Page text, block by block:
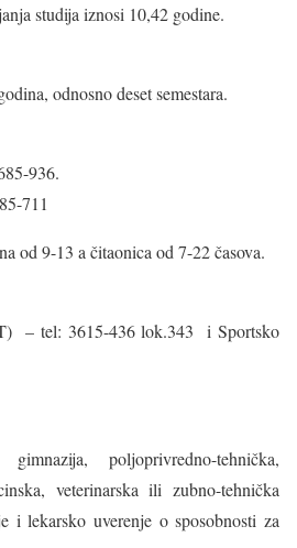
studija iznosi 10,42 godine.
odnosno deset semestara.
936.
711
od 9-13 a čitaonica od 7-22 časova.
– tel: 3615-436 lok.343 i Sportsko
poljoprivredno-tehnička,
veterinarska ili zubno-tehnička
i lekarsko uverenje o sposobnosti za